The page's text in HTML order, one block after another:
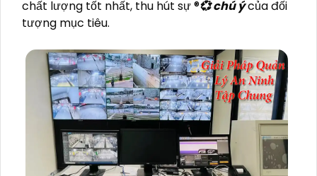
chất lượng tốt nhất, thu hút sự ®️💞 chú ýcủa đối
tượng mục tiêu.